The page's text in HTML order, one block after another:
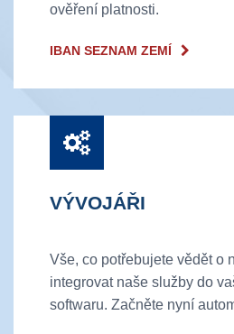
ověření platnosti.
IBAN SEZNAM ZEMÍ
VÝVOJÁŘI
Vše, co potřebujete vědět o
integrovat naše služby do
softwaru. Začněte nyní